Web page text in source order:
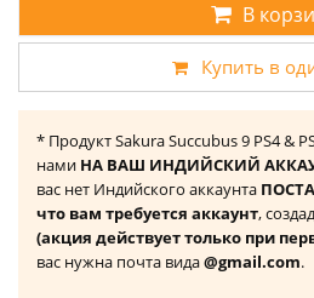
В
Купить в
* Продукт Sakura Succubus 9 PS4 &
нами НА ВАШ ИНДИЙСКИЙ
вас нет Индийского аккаунта
что вам требуется аккаунт,
(акция действует только при
вас нужна почта вида@gmail.com.